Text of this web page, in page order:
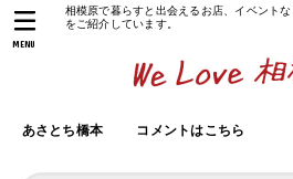
相模原で暮らすと出会えるお店、イベント
をご紹介しています。
あさとち橋本 コメントはこちら
MENU